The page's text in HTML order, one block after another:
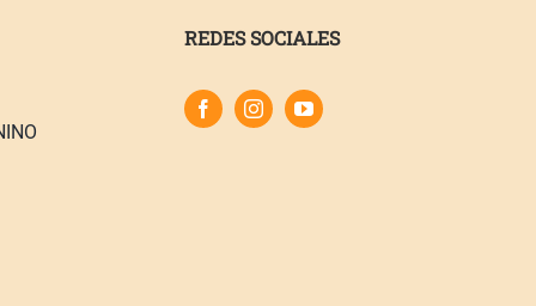
REDES SOCIALES